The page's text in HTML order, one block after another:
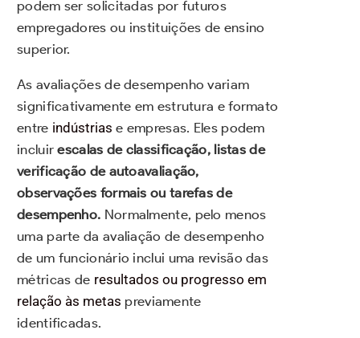
podem ser solicitadas por futuros
empregadores ou instituições de ensino
superior.
As avaliações de desempenho variam
significativamente em estrutura e formato
entre indústrias e empresas. Eles podem
incluirescalas de classificação, listas de
verificação de autoavaliação,
observações formais ou tarefas de
desempenho. Normalmente, pelo menos
uma parte da avaliação de desempenho
de um funcionário inclui uma revisão das
métricas de resultados ou progresso em
relação às metas previamente
identificadas.